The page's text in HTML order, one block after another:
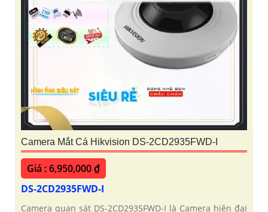
Camera Mắt Cá Hikvision DS-2CD2935FWD-I
Giá : 6,950,000 ₫
DS-2CD2935FWD-I
Camera quan sát DS-2CD2935FWD-I là Camera hiện đại